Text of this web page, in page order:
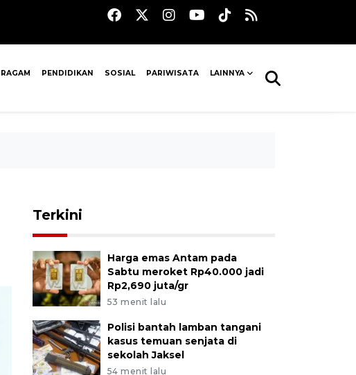
RAGAM PENDIDIKAN SOSIAL PARIWISATA LAINNYA
Terkini
Harga emas Antam pada
Sabtu meroket Rp40.000 jadi
Rp2,690 juta/gr
53 menit lalu
Polisi bantah lamban tangani
kasus temuan senjata di
sekolah Jaksel
54 menit lalu